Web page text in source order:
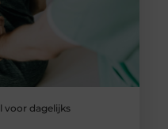
voor dagelijks